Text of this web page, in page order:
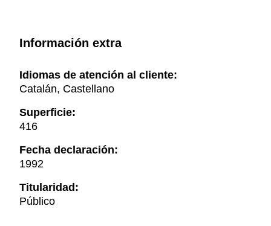
Información extra
Idiomas de atención al cliente:
Catalán, Castellano
Superficie:
416
Fecha declaración:
1992
Titularidad:
Público